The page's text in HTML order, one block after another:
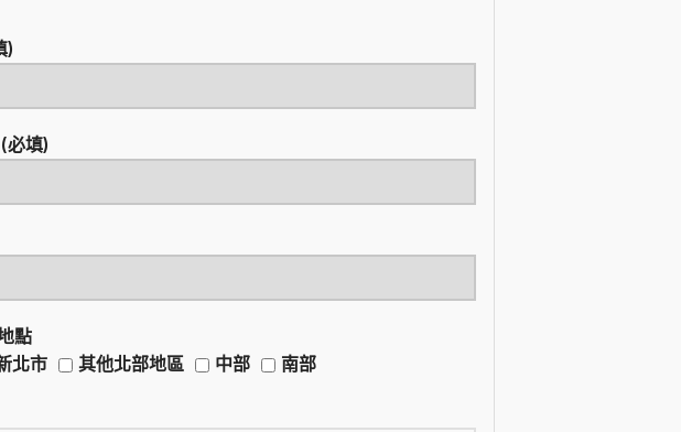
)
必填)
點
北市 其他北部地區 中部 南部